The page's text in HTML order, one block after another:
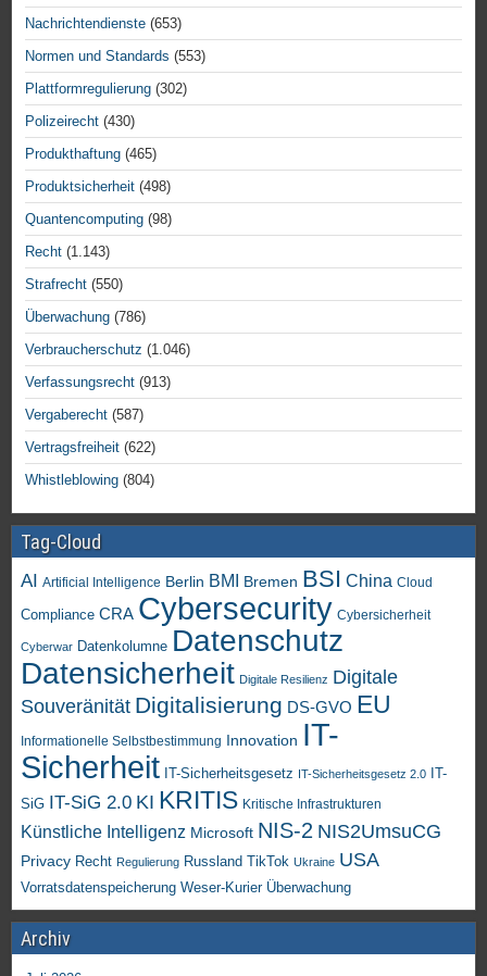
Nachrichtendienste (653)
Normen und Standards (553)
Plattformregulierung (302)
Polizeirecht (430)
Produkthaftung (465)
Produktsicherheit (498)
Quantencomputing (98)
Recht (1.143)
Strafrecht (550)
Überwachung (786)
Verbraucherschutz (1.046)
Verfassungsrecht (913)
Vergaberecht (587)
Vertragsfreiheit (622)
Whistleblowing (804)
Tag-Cloud
AI Artificial Intelligence Berlin BMI Bremen BSI China Cloud
Compliance CRA Cybersecurity Cybersicherheit
Cyberwar Datenkolumne Datenschutz
Datensicherheit Digitale Resilienz Digitale
Souveränität Digitalisierung DS-GVO EU
Informationelle Selbstbestimmung Innovation IT-
Sicherheit IT-Sicherheitsgesetz IT-Sicherheitsgesetz 2.0
IT-
SiG IT-SiG 2.0 KI KRITIS Kritische Infrastrukturen
Künstliche Intelligenz Microsoft NIS-2 NIS2UmsuCG
Privacy Recht Regulierung Russland TikTok Ukraine USA
Vorratsdatenspeicherung Weser-Kurier Überwachung
Archiv